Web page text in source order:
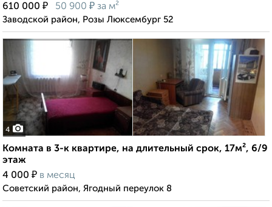
610 000 ₽ 50 900 ₽ за м²
Заводской район, Розы Люксембург 52
4
Комната в 3-к квартире, на длительный срок, 17м², 6/9
этаж
4 000 ₽ в месяц
Советский район, Ягодный переулок 8